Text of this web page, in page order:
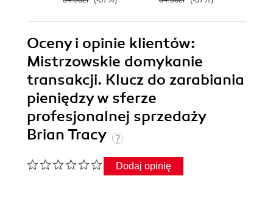
Oceny i opinie klientów:
Mistrzowskie domykanie
transakcji. Klucz do zarabiania
pieniędzy w sferze
profesjonalnej sprzedaży
Brian Tracy
Dodaj opinię